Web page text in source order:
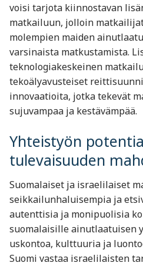
voisi tarjota kiinnostavan
matkailuun, jolloin
molempien maiden
varsinaista matkustamista.
teknologiakeskeinen
tekoälyavusteiset
innovaatioita, jotka tekevät
sujuvampaa ja kestävämpää.
Yhteistyön
tulevaisuuden
Suomalaiset ja israelilaiset
seikkailunhaluisempia ja
autenttisia ja monipuolisia
suomalaisille ainutlaatuisen
uskontoa, kulttuuria ja
Suomi vastaa israelilaisten